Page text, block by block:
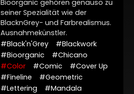
Bioorganic gehören genauso zu
seiner Spezialität wie der
BlacknGrey- und Farbrealismus.
Ausnahmekünstler.
#Black'n'Grey
#Blackwork
#Bioorganic
#Chicano
#Color
#Comic
#Cover Up
#Fineline
#Geometric
#Lettering
#Mandala